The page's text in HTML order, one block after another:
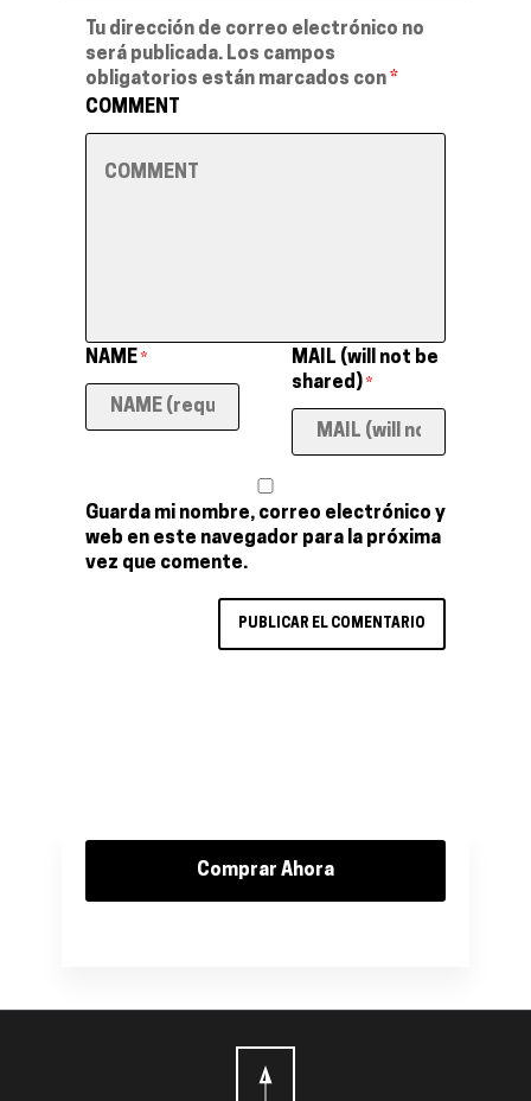
Tu dirección de correo electrónico no
será publicada. Los campos
obligatorios están marcados con *
COMMENT
NAME *
MAIL (will not be
shared) *
Guarda mi nombre, correo electrónico y
web en este navegador para la próxima
vez que comente.
Comprar Ahora